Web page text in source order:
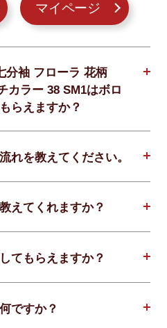
マイページ
分袖 フローラ 花柄
カラー 38 SM1はボロ
らえますか？
れを教えてください。
えてくれますか？
てもらえますか？
ですか？